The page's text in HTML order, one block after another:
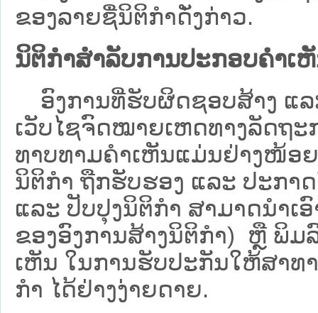
ຂອງລາຍຊື່ນິຕິກໍາດັ່ງກ່າວ.
ນິຕິກຳສຳລັບການປະກອບຄຳເ
ອົງການທີ່ຮັບຜິດຊອບສ້າງ ແລ
ເວັບ​ໄຊຈົດໝາຍເຫດທາງລັດຖະ
ທາບທາມຄໍາເຫັນແມ່ນຢ່າງໜ້ອ
ນິຕິກໍາ ຖືກຮັບຮອງ ແລະ ປະກາ
ແລະ ປັບປຸງນິຕິກໍາ ສາມາດນຳເ
ຂອງອົງການສ້າງນິຕິກຳ) ຫຼື ພິມ
ເຫັນ ໃນການຮັບປະກັນໃຫ້ສາທ
ກຳ ໄດ້ຢ່າງງ່າຍດາຍ.